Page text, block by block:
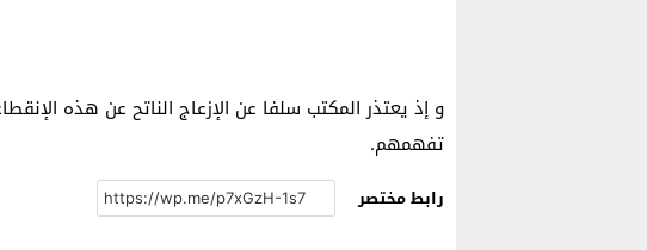
و إذ يعتذر المكتب سلفا عن الإزعاج الناتح عن هذه
تفهمهم.
رابط مختصر